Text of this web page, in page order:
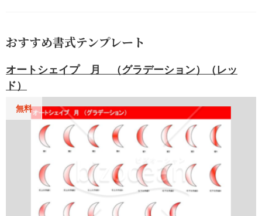
おすすめ書式テンプレート
オートシェイプ 月 （グラデーション）（レッ
ド）
無料